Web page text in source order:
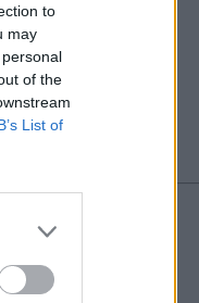
to
may
of the
List of